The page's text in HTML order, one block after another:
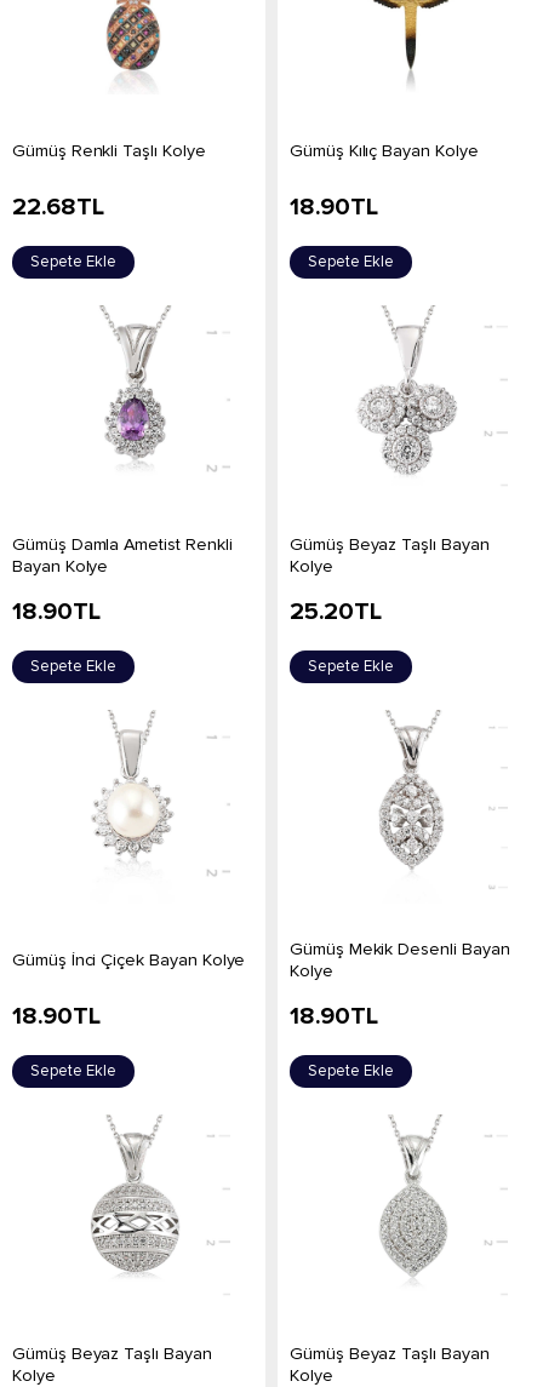
Gümüş Renkli Taşlı Kolye
22.68TL
Sepete Ekle
Gümüş Kılıç Bayan Kolye
18.90TL
Sepete Ekle
Gümüş Damla Ametist Renkli
Bayan Kolye
18.90TL
Sepete Ekle
Gümüş Beyaz Taşlı Bayan
Kolye
25.20TL
Sepete Ekle
Gümüş İnci Çiçek Bayan Kolye
18.90TL
Sepete Ekle
Gümüş Mekik Desenli Bayan
Kolye
18.90TL
Sepete Ekle
Gümüş Beyaz Taşlı Bayan
Kolye
Gümüş Beyaz Taşlı Bayan
Kolye